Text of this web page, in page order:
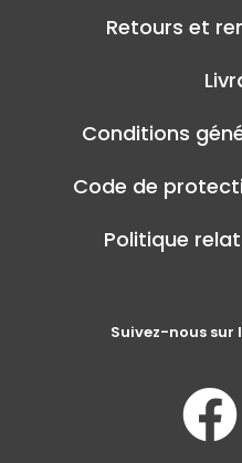
Retours et
Conditions
Code de
Politique
Suivez-nous sur